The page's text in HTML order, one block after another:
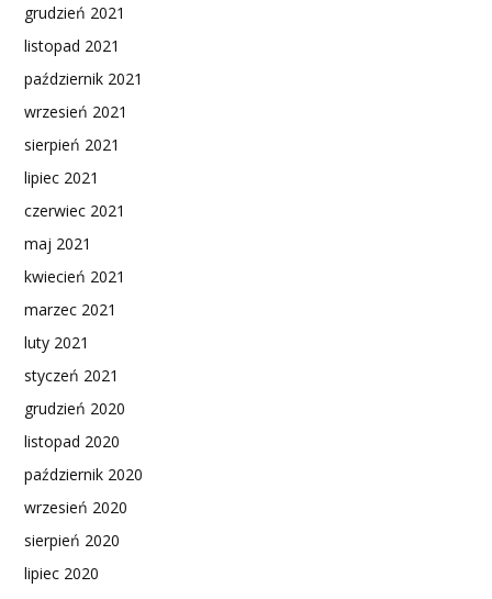
grudzień 2021
listopad 2021
październik 2021
wrzesień 2021
sierpień 2021
lipiec 2021
czerwiec 2021
maj 2021
kwiecień 2021
marzec 2021
luty 2021
styczeń 2021
grudzień 2020
listopad 2020
październik 2020
wrzesień 2020
sierpień 2020
lipiec 2020